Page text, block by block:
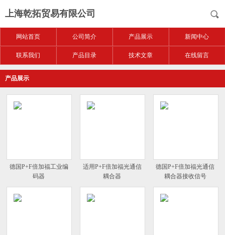
上海乾拓贸易有限公司
网站首页 公司简介 产品展示 新闻中心
联系我们 产品目录 技术文章 在线留言
产品展示
德国P+F倍加福工业编
码器
适用P+F倍加福光通信
耦合器
德国P+F倍加福光通信
耦合器接收信号